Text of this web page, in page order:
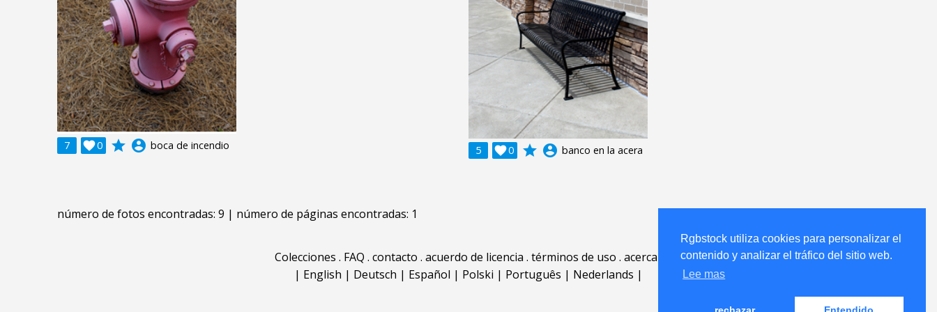
Rgbstock utiliza cookies para personalizar el
contenido y analizar el tráfico del sitio web.
Lee mas
7 0
 grade account_circle boca de incendio 5 0
 grade account_circle banco en la acera
número de fotos encontradas: 9 | número de páginas encontradas: 1
Colecciones . FAQ . contacto . acuerdo de licencia . términos de uso . acerca
| English | Deutsch | Español | Polski | Português | Nederlands |